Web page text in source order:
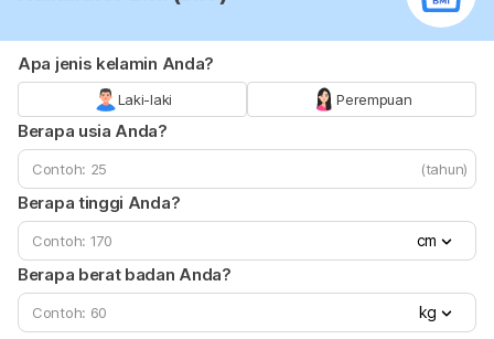
Apa jenis kelamin Anda?
Laki-laki Perempuan
Berapa usia Anda?
(tahun)
Berapa tinggi Anda?
cm
Berapa berat badan Anda?
kg